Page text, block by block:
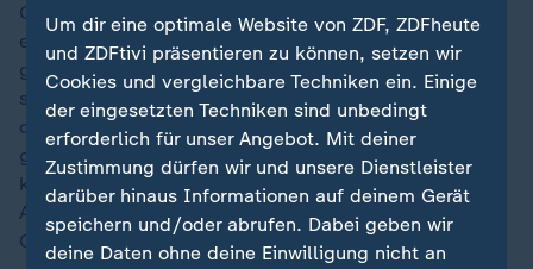
Grund des Blackouts: In der Region Chico Norte war
eine Hochspannungsleitung unplanmäßig vom Netz
gegangen, teilte die Aufsichtsbehörde mit. Daraufhin
seien weitere Leitungen abgeschaltet worden, was zu
dem massiven Stromausfall geführt habe. Nach den
genauen Ursachen werde noch gesucht. "Es gibt
keinen Grund zu glauben oder anzunehmen, dass ein
Anschlag dahintersteckt", sagte Innenministerin
Carolina Tohá.
Um dir eine optimale Website von ZDF, ZDFheute
und ZDFtivi präsentieren zu können, setzen wir
Cookies und vergleichbare Techniken ein. Einige
der eingesetzten Techniken sind unbedingt
erforderlich für unser Angebot. Mit deiner
Zustimmung dürfen wir und unsere Dienstleister
darüber hinaus Informationen auf deinem Gerät
speichern und/oder abrufen. Dabei geben wir
deine Daten ohne deine Einwilligung nicht an